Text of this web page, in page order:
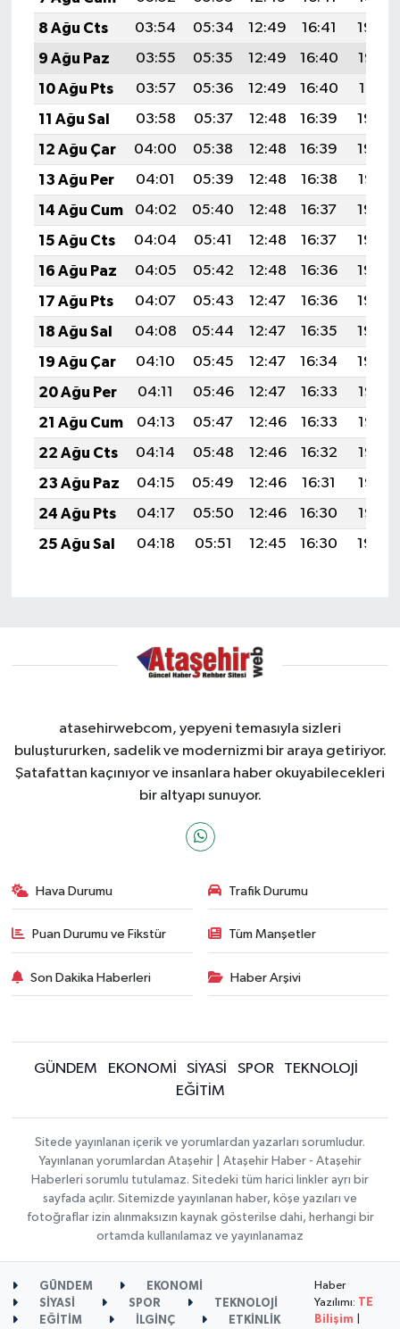
8 Ağu Cts
03:54 05:34 12:49 16:41
19:54
9 Ağu Paz
03:55 05:35 12:49 16:40
19:53
10 Ağu Pts
03:57 05:36 12:49 16:40
19:51
11 Ağu Sal
03:58 05:37 12:48 16:39
19:50
12 Ağu Çar
04:00 05:38 12:48 16:39
19:49
13 Ağu Per
04:01 05:39 12:48 16:38
19:47
14 Ağu Cum
04:02 05:40 12:48 16:37
19:46
15 Ağu Cts
04:04 05:41 12:48 16:37
19:45
16 Ağu Paz
04:05 05:42 12:48 16:36
19:43
17 Ağu Pts
04:07 05:43 12:47 16:36
19:42
18 Ağu Sal
04:08 05:44 12:47 16:35
19:40
19 Ağu Çar
04:10 05:45 12:47 16:34
19:39
20 Ağu Per
04:11 05:46 12:47 16:33
19:38
21 Ağu Cum
04:13 05:47 12:46 16:33
19:36
22 Ağu Cts
04:14 05:48 12:46 16:32
19:35
23 Ağu Paz
04:15 05:49 12:46 16:31
19:33
24 Ağu Pts
04:17 05:50 12:46 16:30
19:32
25 Ağu Sal
04:18 05:51 12:45 16:30 19:30
atasehirwebcom, yepyeni temasıyla sizleri
buluştururken, sadelik ve modernizmi bir araya getiriyor.
Şatafattan kaçınıyor ve insanlara haber okuyabilecekleri
bir altyapı sunuyor.
Hava Durumu Trafik Durumu
Puan Durumu ve Fikstür Tüm Manşetler
Son Dakika Haberleri Haber Arşivi
GÜNDEM EKONOMİ SİYASİ SPOR
TEKNOLOJİ
EĞİTİM
Sitede yayınlanan içerik ve yorumlardan yazarları sorumludur.
Yayınlanan yorumlardan Ataşehir | Ataşehir Haber - Ataşehir
Haberleri sorumlu tutulamaz. Sitedeki tüm harici linkler ayrı bir
sayfada açılır. Sitemizde yayınlanan haber, köşe yazıları ve
fotoğraflar izin alınmaksızın kaynak gösterilse dahi, herhangi bir
ortamda kullanılamaz ve yayınlanamaz
GÜNDEM
EKONOMİ
SİYASİ
SPOR
TEKNOLOJİ
EĞİTİM
İLGİNÇ ETKİNLİK
Haber
Yazılımı:
TE
Bilişim